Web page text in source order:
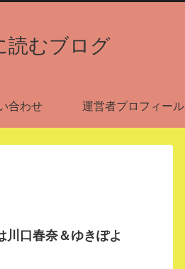
読むブログ
合わせ 運営者プロフィール
川口春奈＆ゆきぽよ